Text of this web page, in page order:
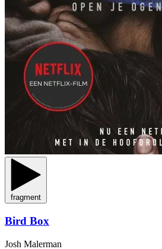
fragment
Bird Box
Josh Malerman